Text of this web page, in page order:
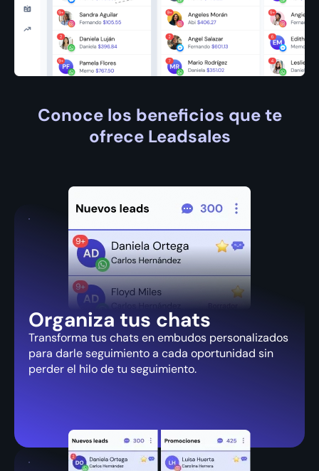
Conoce los beneficios que te
ofrece Leadsales
Organiza tus chats
Transforma tus chats en embudos personalizados
para darle seguimiento a cada oportunidad sin
perder el hilo de tu seguimiento.